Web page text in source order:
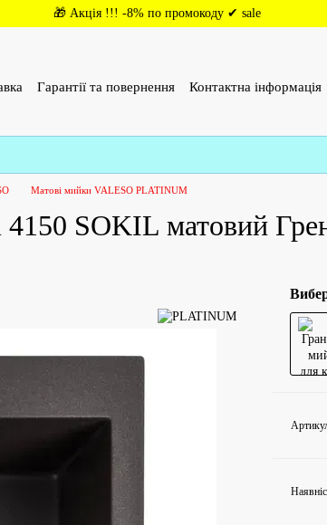
🎁 Акція !!! -8% по промокоду ✔ sale
Гарантії та повернення Контактна інформація
Матові мийки VALESO PLATINUM
SOKIL матовий